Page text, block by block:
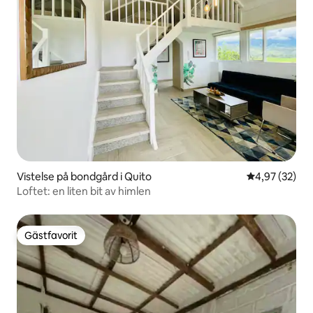
Vistelse på bondgård i Quito 4,97 av 5 i
4,97 (32)
Loftet: en liten bit av himlen
Gästfavorit
Gästfavorit